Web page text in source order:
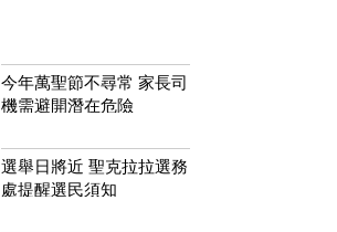
今年萬聖節不尋常 家長司
機需避開潛在危險
選舉日將近 聖克拉拉選務
處提醒選民須知